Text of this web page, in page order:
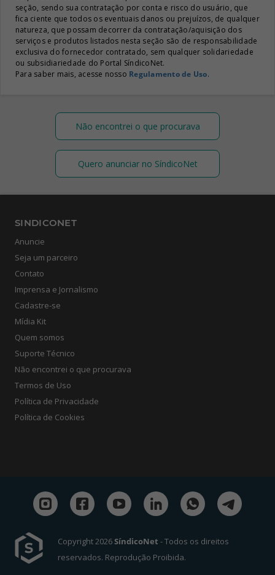
seção, sendo sua contratação por conta e risco do usuário, que
fica ciente que todos os eventuais danos ou prejuízos, de qualquer
natureza, que possam decorrer da contratação/aquisição dos
serviços e produtos listados nesta seção são de responsabilidade
exclusiva do fornecedor contratado, sem qualquer solidariedade
ou subsidiariedade do Portal SíndicoNet.
Para saber mais, acesse nosso Regulamento de Uso.
Não encontrei o que procurava
Quero anunciar no SíndicoNet
SINDICONET
Anuncie
Seja um parceiro
Contato
Imprensa e Jornalismo
Cadastre-se
Mídia Kit
Quem somos
Suporte Técnico
Não encontrei o que procurava
Termos de Uso
Política de Privacidade
Política de Cookies
Copyright 2026SíndicoNet - Todos os direitos
reservados. Reprodução Proibida.